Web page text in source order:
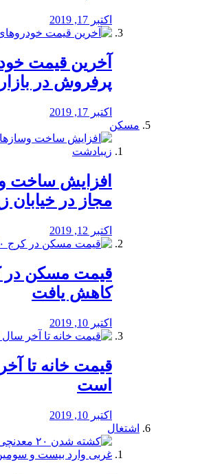
اکتبر 17, 2019
آخرین قیمت
پرفروش در بازار
اکتبر 17, 2019
مسکن
افزایش ساخت
مجاز در خیابان
اکتبر 12, 2019
کاهش یافت
اکتبر 10, 2019
قیمت خانه تا
است
اکتبر 10, 2019
اشتغال